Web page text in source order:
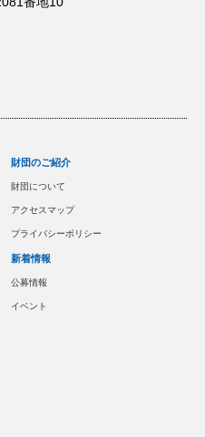
財団のご紹介
財団について
アクセスマップ
プライバシーポリシー
新着情報
公募情報
イベント